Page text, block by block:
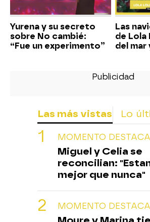
Yurena y su secreto
sobre No cambié:
“Fue un experimento”
Las
de Lola
del mar
Las más vistas Lo
MOMENTO
Miguel y Celia se
reconcilian:
mejor que nunca"
MOMENTO